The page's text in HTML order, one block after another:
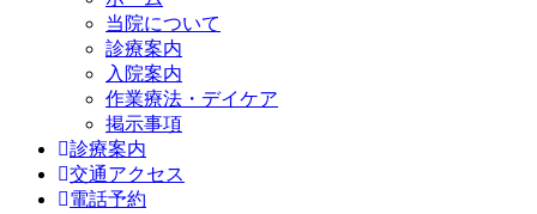
当院について
診療案内
入院案内
作業療法・デイケア
掲示事項
診療案内
交通アクセス
電話予約